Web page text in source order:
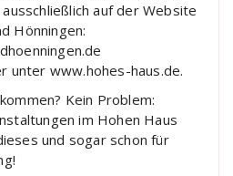
auf der Website
Hönningen:
unter www.hohes-haus.de.
Kein Problem:
im Hohen Haus
und sogar schon für